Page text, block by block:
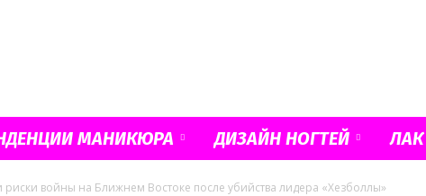
Французский
МАНИКЮРА ДИЗАЙН НОГТЕЙ ЛАК
войны на Ближнем Востоке после убийства лидера «Хезболлы»